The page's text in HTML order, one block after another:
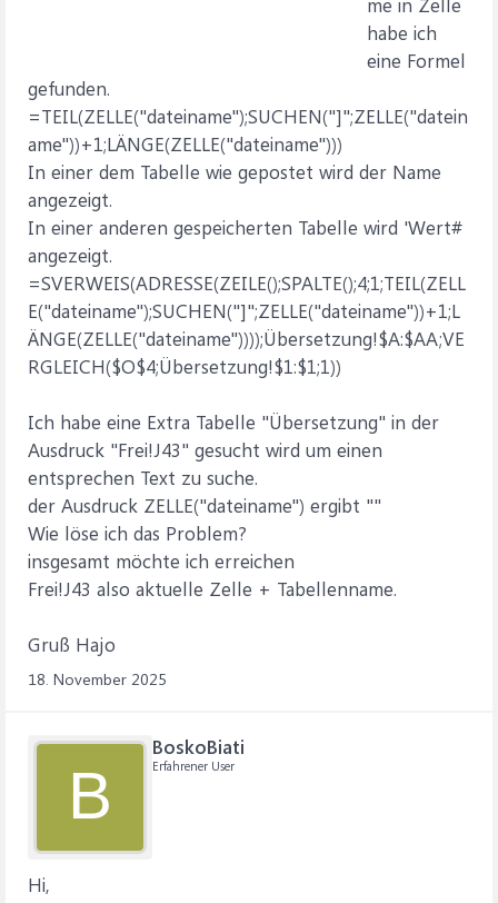
habe ich
eine Formel
gefunden.
=TEIL(ZELLE("dateiname");SUCHEN("]";ZELLE("datein
ame"))+1;LÄNGE(ZELLE("dateiname")))
In einer dem Tabelle wie gepostet wird der Name
angezeigt.
In einer anderen gespeicherten Tabelle wird 'Wert#
angezeigt.
=SVERWEIS(ADRESSE(ZEILE();SPALTE();4;1;TEIL(ZELL
E("dateiname");SUCHEN("]";ZELLE("dateiname"))+1;L
ÄNGE(ZELLE("dateiname"))));Übersetzung!$A:$AA;VE
RGLEICH($O$4;Übersetzung!$1:$1;1))
Ich habe eine Extra Tabelle "Übersetzung" in der
Ausdruck "Frei!J43" gesucht wird um einen
entsprechen Text zu suche.
der Ausdruck ZELLE("dateiname") ergibt ""
Wie löse ich das Problem?
insgesamt möchte ich erreichen
Frei!J43 also aktuelle Zelle + Tabellenname.
Gruß Hajo
18. November 2025
B
BoskoBiati
Erfahrener User
Hi,